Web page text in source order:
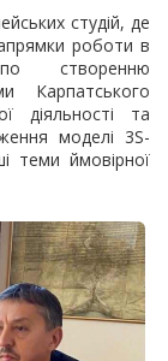
студій, де
роботи в
створенню
Карпатського
діяльності та
моделі 3S-
теми ймовірної